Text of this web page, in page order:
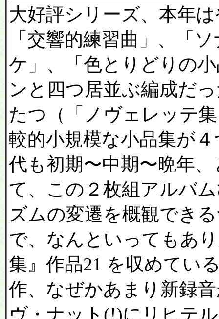
大好評シリーズ、本年
「交響的練習曲」、「
ケ」、「色とりどりの
ンと四つ居並ぶ編成だ
たつ（「ノヴェレッテ
較的小規模な小品集が
代も初期〜中期〜晩年
て、この２枚組アルバ
ズムの変遷を概観でき
で、なんといってもあ
集』作品21 を収めて
作、なぜかあまり新録
ヴ・ナット(!)にリヒテ